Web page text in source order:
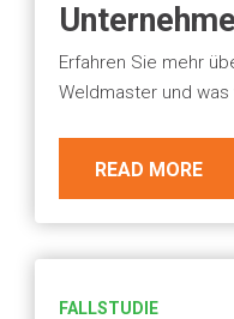
Erfahren Sie mehr
Weldmaster und
READ MORE
FALLSTUDIE